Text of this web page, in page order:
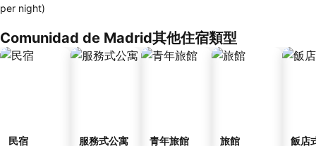
per night)
Comunidad de Madrid其他住宿類型
民宿 服務式公寓 青年旅館 旅館 飯店